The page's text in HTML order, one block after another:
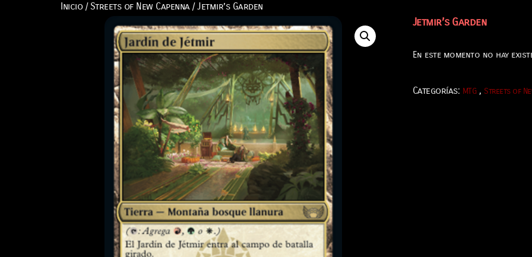
Inicio/ Streets of New Capenna/ Jetmir’s Garden
Jetmir’s Garden
En este momento no hay
Categorías: MTG , Streets of